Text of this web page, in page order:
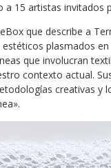
15 artistas invitados
que describe a
plasmados
que involucran
contexto actual.
creativas y